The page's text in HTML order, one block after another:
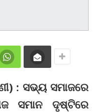
: ସଭ୍ୟ ସମାଜରେ
ସମାନ ଦୃଷ୍ଟିରେ